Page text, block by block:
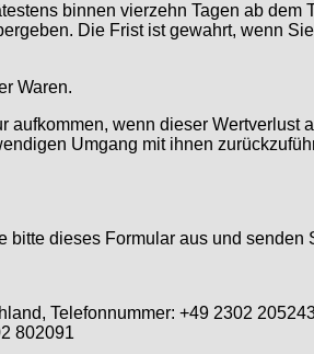
binnen vierzehn Tagen ab dem
Die Frist ist gewahrt, wenn
Waren.
wenn dieser Wertverlust
Umgang mit ihnen
dieses Formular aus und senden
Telefonnummer: +49 2302
802091